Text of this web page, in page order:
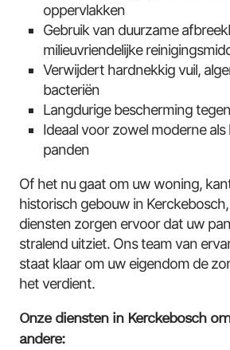
oppervlakken
Gebruik van duurzame
milieuvriendelijke
Verwijdert hardnekkig vuil,
bacteriën
Langdurige bescherming
Ideaal voor zowel moderne
panden
Of het nu gaat om uw woning,
historisch gebouw in
diensten zorgen ervoor dat uw
stralend uitziet. Ons team van
staat klaar om uw eigendom de
het verdient.
Onze diensten in Kerckebosch
andere: